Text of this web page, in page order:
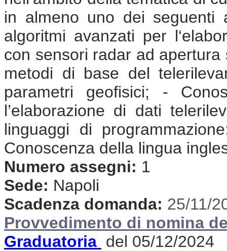
in almeno uno dei seguenti
algoritmi avanzati per
con sensori radar ad
metodi di base del
parametri geofisici; -
l’elaborazione di dati
linguaggi di
Conoscenza della lingua
Numero assegni: 1
Sede: Napoli
Scadenza domanda: 25/11/
Provvedimento di nomina
Graduatoria del 05/12/2024